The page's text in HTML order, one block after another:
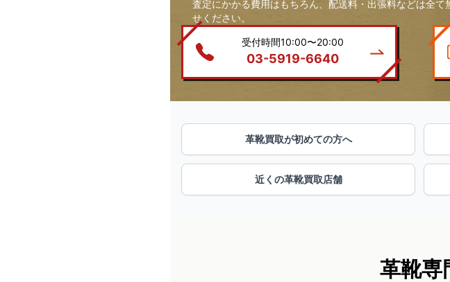
査定にかかる費用はもちろん、配送料・出張料などは全
せください。
受付時間10:00〜20:00
03-5919-6640
革靴買取が初めての方へ
近くの革靴買取店舗
革靴専